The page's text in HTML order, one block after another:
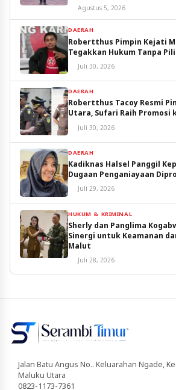
Utara
Agustus 5, 2026
DAERAH
Robertthus Pimpin Kejati
Tegakkan Hukum Tanpa
Juli 30, 2026
DAERAH
Robertthus Tacoy Resmi
Utara, Sufari Raih Promosi
Juli 30, 2026
DAERAH
Kadiknas Halsel Panggil
Dugaan Penganiayaan
Juli 29, 2026
HUKUM & KRIMINAL
Sherly dan Panglima
Sinergi untuk Keamanan
Malut
Juli 28, 2026
Jalan Batu Angus No.. Keluarahan Ngade,
Maluku Utara
0823-1173-7361